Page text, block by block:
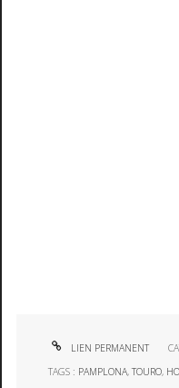
LIEN PERMANENT
TAGS : PAMPLONA,TOURO,